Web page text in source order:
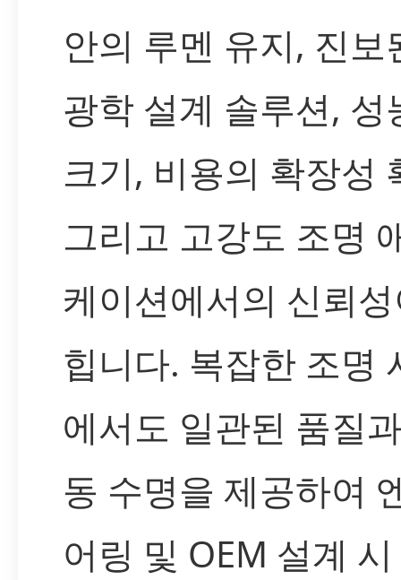
안의 루멘 유지, 진보
광학 설계 솔루션, 성
크기, 비용의 확장성
그리고 고강도 조명
케이션에서의 신뢰
힙니다. 복잡한 조명
에서도 일관된 품질
동 수명을 제공하여
어링 및 OEM 설계